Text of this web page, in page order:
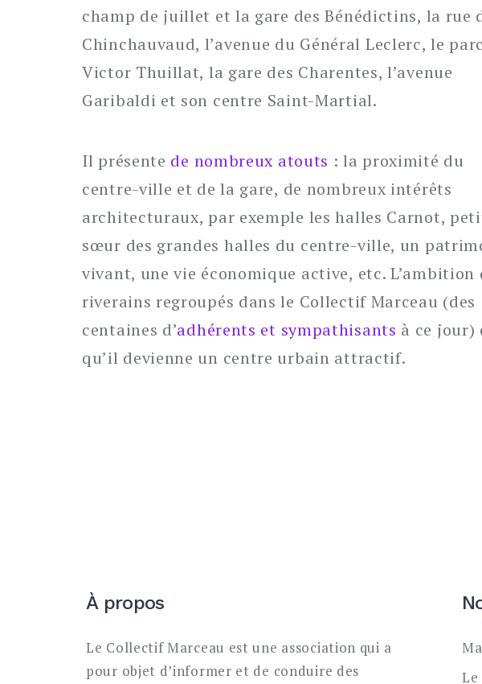
champ de juillet et la gare des Bénédictins, la rue
Chinchauvaud, l’avenue du Général Leclerc, le parc
Victor Thuillat, la gare des Charentes, l’avenue
Garibaldi et son centre Saint-Martial.
Il présente de nombreux atouts : la proximité du
centre-ville et de la gare, de nombreux intérêts
architecturaux, par exemple les halles Carnot,
sœur des grandes halles du centre-ville, un
vivant, une vie économique active, etc. L’ambition
riverains regroupés dans le Collectif Marceau (des
centaines d’adhérents et sympathisants à ce jour)
qu’il devienne un centre urbain attractif.
À propos
Le Collectif Marceau est une association qui a
pour objet d’informer et de conduire des
Le